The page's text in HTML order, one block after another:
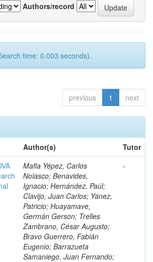
Authors/record
time: 0.003 seconds).
previous 1 next
Author(s)
Tutor
Mafla Yépez, Carlos
Nolasco; Benavides,
Ignacio; Hernández, Paúl;
Clavijo, Juan Carlos; Yánez,
Patricio; Huayamave,
Germán Gerson; Trelles
Zambrano, César Augusto;
Bravo Guerrero, Fabián
Eugenio; Barrazueta
Samaniego, Juan Fernando;
-